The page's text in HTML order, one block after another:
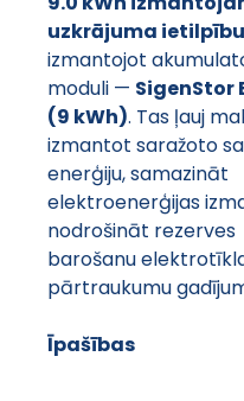
uzkrājuma ietilpību
izmantojot
moduli — SigenStor
(9 kWh). Tas ļauj
izmantot saražoto
enerģiju, samazināt
elektroenerģijas
nodrošināt rezerves
barošanu
pārtraukumu
Īpašības